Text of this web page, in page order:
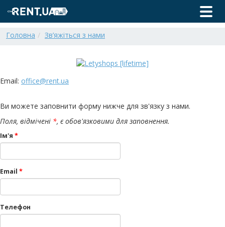
Головна Зв’яжіться з нами
Email: office@rent.ua
Ви можете заповнити форму нижче для зв'язку з нами.
Поля, відмічені *, є обов'язковими для заповнення.
Ім'я *
Email *
Телефон